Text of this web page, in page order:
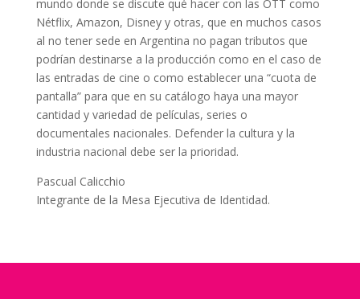
mundo donde se discute qué hacer con las OTT como
Nétflix, Amazon, Disney y otras, que en muchos casos
al no tener sede en Argentina no pagan tributos que
podrían destinarse a la producción como en el caso de
las entradas de cine o como establecer una “cuota de
pantalla” para que en su catálogo haya una mayor
cantidad y variedad de películas, series o
documentales nacionales. Defender la cultura y la
industria nacional debe ser la prioridad.
Pascual Calicchio
Integrante de la Mesa Ejecutiva de Identidad.